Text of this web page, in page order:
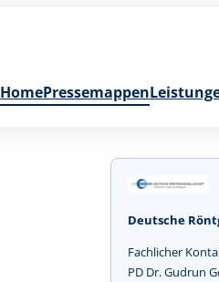
HomePressemappen
Deutsche
Fachlicher
PD Dr. Gudrun